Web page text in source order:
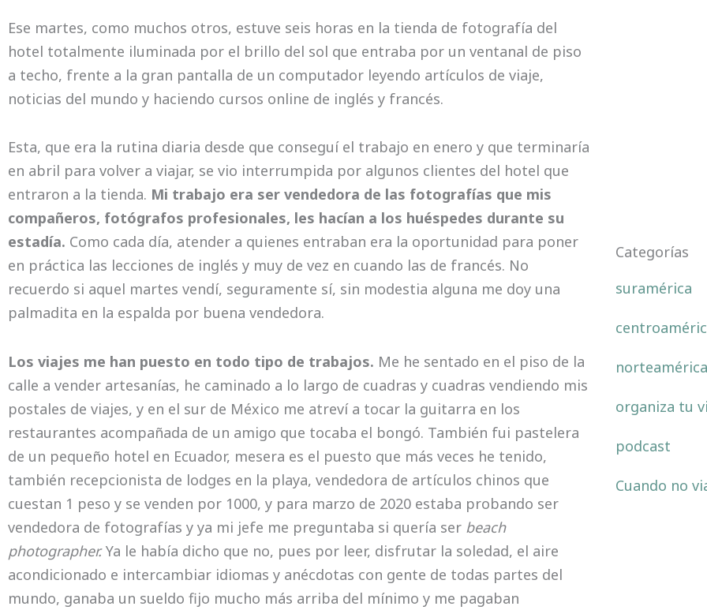
Ese martes, como muchos otros, estuve seis horas en la tienda de fotografía del
hotel totalmente iluminada por el brillo del sol que entraba por un ventanal de piso
a techo, frente a la gran pantalla de un computador leyendo artículos de viaje,
noticias del mundo y haciendo cursos online de inglés y francés.
Esta, que era la rutina diaria desde que conseguí el trabajo en enero y que terminaría
en abril para volver a viajar, se vio interrumpida por algunos clientes del hotel que
entraron a la tienda. Mi trabajo era ser vendedora de las fotografías que mis
compañeros, fotógrafos profesionales, les hacían a los huéspedes durante su
estadía. Como cada día, atender a quienes entraban era la oportunidad para poner
en práctica las lecciones de inglés y muy de vez en cuando las de francés. No
recuerdo si aquel martes vendí, seguramente sí, sin modestia alguna me doy una
palmadita en la espalda por buena vendedora.
Los viajes me han puesto en todo tipo de trabajos. Me he sentado en el piso de la
calle a vender artesanías, he caminado a lo largo de cuadras y cuadras vendiendo mis
postales de viajes, y en el sur de México me atreví a tocar la guitarra en los
restaurantes acompañada de un amigo que tocaba el bongó. También fui pastelera
de un pequeño hotel en Ecuador, mesera es el puesto que más veces he tenido,
también recepcionista de lodges en la playa, vendedora de artículos chinos que
cuestan 1 peso y se venden por 1000, y para marzo de 2020 estaba probando ser
vendedora de fotografías y ya mi jefe me preguntaba si quería ser beach
photographer.Ya le había dicho que no, pues por leer, disfrutar la soledad, el aire
acondicionado e intercambiar idiomas y anécdotas con gente de todas partes del
mundo, ganaba un sueldo fijo mucho más arriba del mínimo y me pagaban
Categorías
suramérica
norteamérica
organiza tu
podcast
Cuando no